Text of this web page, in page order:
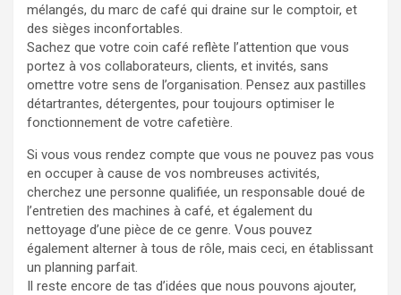
mélangés, du marc de café qui draine sur le comptoir, et
des sièges inconfortables.
Sachez que votre coin café reflète l’attention que vous
portez à vos collaborateurs, clients, et invités, sans
omettre votre sens de l’organisation. Pensez aux pastilles
détartrantes, détergentes, pour toujours optimiser le
fonctionnement de votre cafetière.
Si vous vous rendez compte que vous ne pouvez pas vous
en occuper à cause de vos nombreuses activités,
cherchez une personne qualifiée, un responsable doué de
l’entretien des machines à café, et également du
nettoyage d’une pièce de ce genre. Vous pouvez
également alterner à tous de rôle, mais ceci, en établissant
un planning parfait.
Il reste encore de tas d’idées que nous pouvons ajouter,